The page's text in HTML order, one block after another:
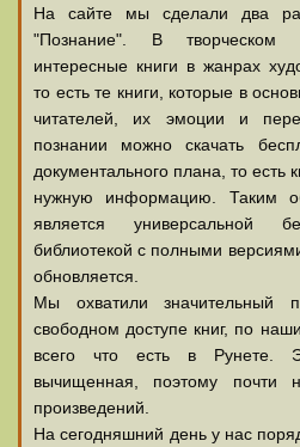
На сайте мы сделали два
"Познание". В творческом
интересные книги в жанрах
то есть те книги, которые в
читателей, их эмоции и
познании можно скачать
документального плана, то есть
нужную информацию. Таким
является универсальной
библиотекой с полными
обновляется.
Мы охватили значительный
свободном доступе книг, по
всего что есть в Рунете.
вычищенная, поэтому почти
произведений.
На сегодняшний день у нас